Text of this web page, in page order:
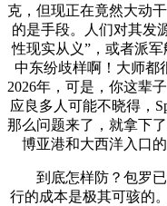
克，但现正在竟然大动
的是手段。人们对其发
性现实从义”，或者派
中东纷歧样啊！大师都
2026年，可是，你这辈
应良多人可能不晓得，
那么问题来了，就拿下
博亚港和大西洋入口
到底怎样防？包罗已
行的成本是极其可骇的